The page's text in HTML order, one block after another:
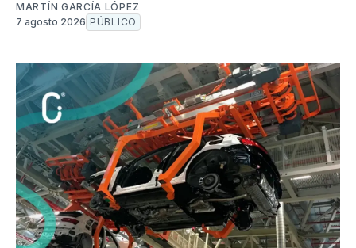
MARTÍN GARCÍA LÓPEZ
7 agosto 2026 PÚBLICO